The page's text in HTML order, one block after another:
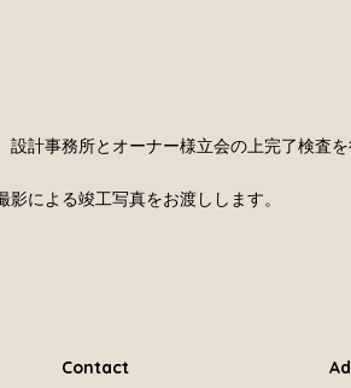
設計事務所とオーナー様立会の上完了検査
による竣工写真をお渡しします。
Contact